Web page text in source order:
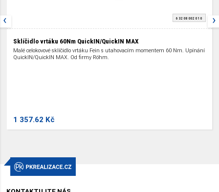
6 32 08 002 01 0
Sklíčidlo vrtáku 60Nm QuickIN/QuickIN MAX
Malé celokovové sklíčidlo vrtáku Fein s utahovacím momentem 60 Nm. Upínání
QuickIN/QuickIN MAX. Od firmy Röhm.
1 357.62 Kč
‹ ›